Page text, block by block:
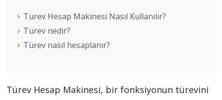
Türev Hesap Makinesi Nasıl Kullanılır?
Türev nedir?
Türev nasıl hesaplanır?
Türev Hesap Makinesi, bir fonksiyonun türevini